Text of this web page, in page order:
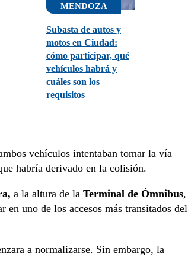
MENDOZA
Subasta de autos y
motos en Ciudad:
cómo participar, qué
vehículos habrá y
cuáles son los
requisitos
vehículos intentaban tomar la vía
habría derivado en la colisión.
a la altura de la Terminal de Ómnibus,
uno de los accesos más transitados del
a normalizarse. Sin embargo, la